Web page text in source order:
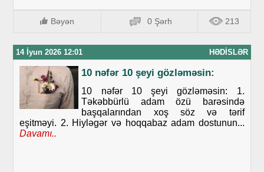
Bəyən 0 Şərh 213
14 İyun 2026 12:01 HƏDISLƏR
10 nəfər 10 şeyi gözləməsin:
10 nəfər 10 şeyi gözləməsin: 1.
Təkəbbürlü adam özü barəsində
başqalarından xoş söz və tərif
eşitməyi. 2. Hiyləgər və hoqqabaz adam dostunun...
Davamı..